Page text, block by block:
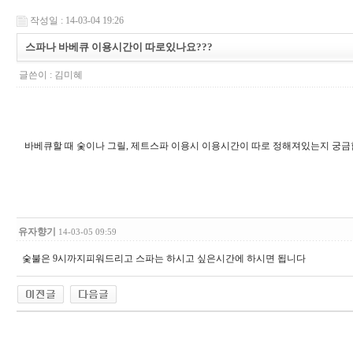
작성일 : 14-03-04 19:26
스파나 바베큐 이용시간이 따로있나요???
글쓴이 : 김미혜
바베큐할 때 숯이나 그릴, 제트스파 이용시 이용시간이 따로 정해져있는지 궁
유자향기 14-03-05 09:59
숯불은 9시까지피워드리고 스파는 하시고 싶은시간에 하시면 됩니다